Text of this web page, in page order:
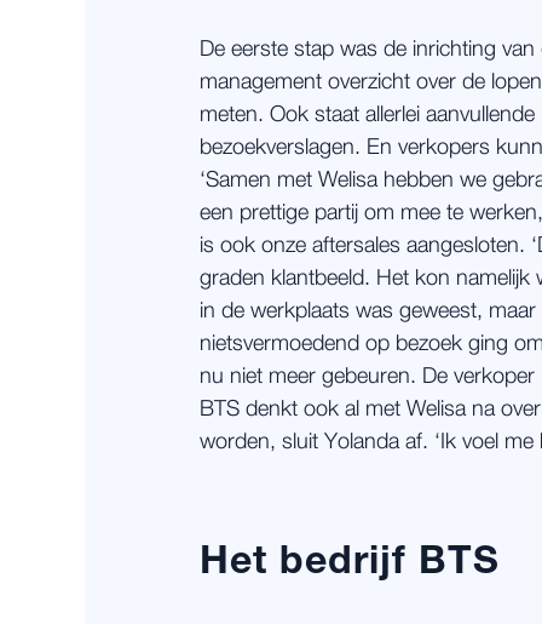
De eerste stap was de inrichting
management overzicht over de
meten. Ook staat allerlei
bezoekverslagen. En verkopers
‘Samen met Welisa hebben we
een prettige partij om mee te
is ook onze aftersales aangesloten.
graden klantbeeld. Het kon namelijk
in de werkplaats was geweest,
nietsvermoedend op bezoek ging
nu niet meer gebeuren. De
BTS denkt ook al met Welisa na
worden, sluit Yolanda af. ‘Ik voel
Het bedrijf BTS